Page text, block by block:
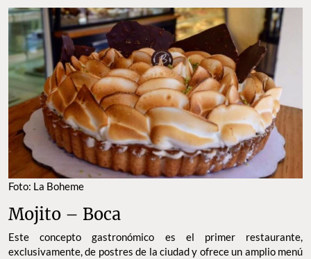
Foto: La Boheme
Mojito – Boca
Este concepto gastronómico es el primer restaurante,
exclusivamente, de postres de la ciudad y ofrece un amplio menú